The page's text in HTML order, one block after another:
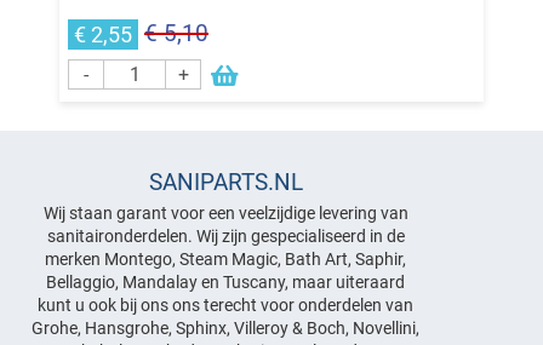
€ 2,55 € 5,10
- +
SANIPARTS.NL
Wij staan garant voor een veelzijdige levering van
sanitaironderdelen. Wij zijn gespecialiseerd in de
merken Montego, Steam Magic, Bath Art, Saphir,
Bellaggio, Mandalay en Tuscany, maar uiteraard
kunt u ook bij ons ons terecht voor onderdelen van
Grohe, Hansgrohe, Sphinx, Villeroy & Boch, Novellini,